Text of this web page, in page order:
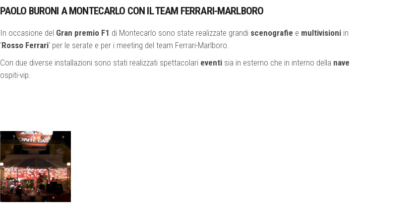
PAOLO BURONI A MONTECARLO CON IL TEAM FERRARI-MARLBORO
In occasione del Gran premio F1 di Montecarlo sono state realizzate grandi scenografie e multivisioniin
‘Rosso Ferrari‘ per le serate e per i meeting del team Ferrari-Marlboro.
Con due diverse installazioni sono stati realizzati spettacolari eventisia in esterno che in interno della nave
ospiti-vip.